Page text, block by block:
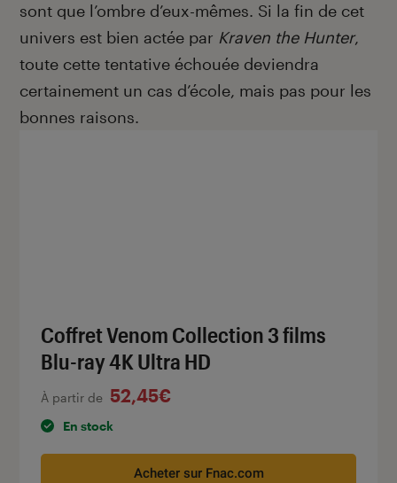
sont que l’ombre d’eux-mêmes. Si la fin de cet
univers est bien actée par Kraven the Hunter,
toute cette tentative échouée deviendra
certainement un cas d’école, mais pas pour les
bonnes raisons.
Coffret Venom Collection 3 films
Blu-ray 4K Ultra HD
À partir de 52,45€
En stock
Acheter sur Fnac.com